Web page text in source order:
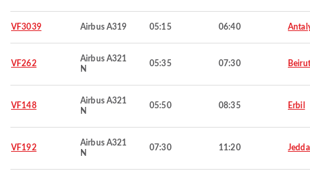
VF3039 Airbus A319 05:15 06:40
VF262
Airbus A321
N
05:35 07:30 Beirut
VF148
Airbus A321
N
05:50 08:35 Erbil
VF192
Airbus A321
N
07:30 11:20